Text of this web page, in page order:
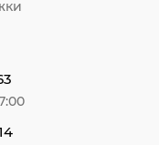
и вы увидите
глобус
цене можно в